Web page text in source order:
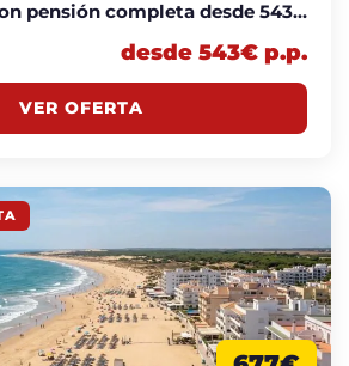
pensión completa desde 543€
desde 543€ p.p.
VER OFERTA